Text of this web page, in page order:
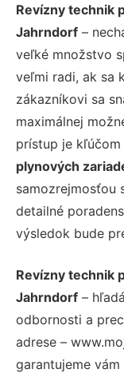
Revízny technik
Jahrndorf –
veľké množstvo
veľmi radi, ak sa
zákazníkovi sa
maximálnej
prístup je kľúčom
plynových
samozrejmosťou
detailné
výsledok bude
Revízny technik
Jahrndorf –
odbornosti a
adrese –
garantujeme